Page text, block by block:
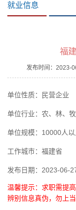
就业信息
福
发布时间：
单位性质： 民营企业
单位行业： 农、林、
单位规模： 10000人以
工作城市： 福建省
发布日期： 2023-06-
温馨提示：求职需提高
辨别信息真伪，勿上当